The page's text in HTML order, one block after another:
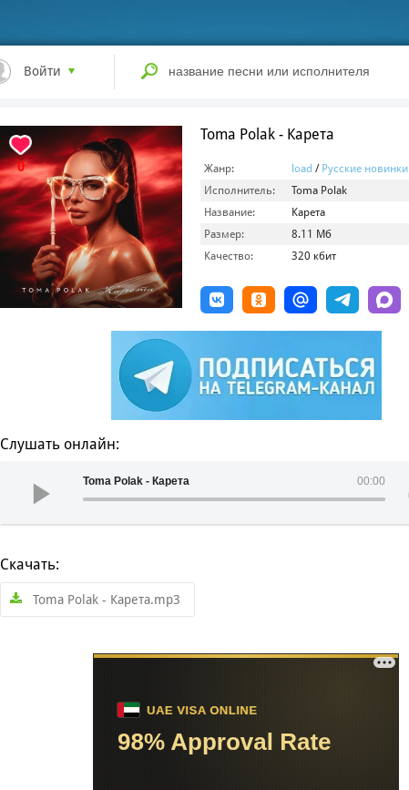
Войти
0
Toma Polak - Карета
Жанр: load / Русские новинки
Исполнитель:
Toma Polak
Название:
Карета
Размер:
8.11 Мб
Качество:
320 кбит
Слушать онлайн:
00:00
Toma Polak - Карета
Скачать:
Toma Polak - Карета.mp3